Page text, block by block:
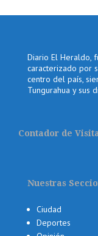
Diario El Heraldo,
caracterizado por
centro del país,
Tungurahua y sus
Contador de
Nuestras
Ciudad
Deportes